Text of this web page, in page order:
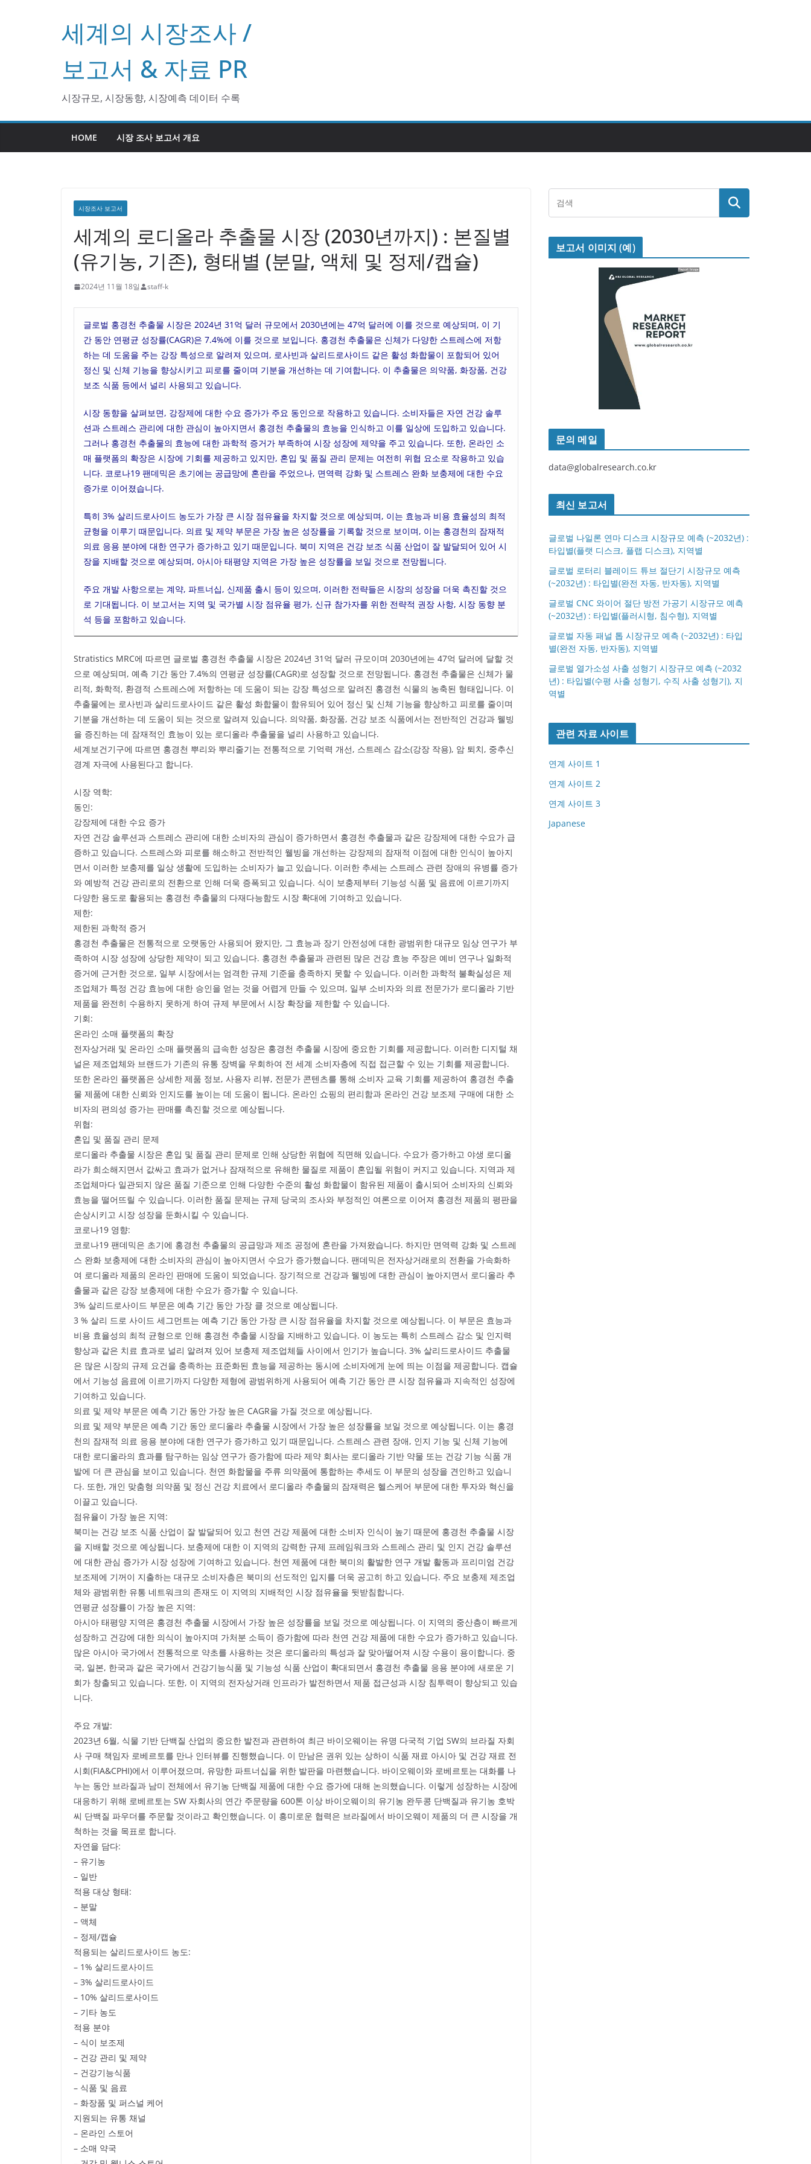
기
세계의 시장조사 /
보고서 & 자료 PR
시장규모, 시장동향, 시장예측 데이터 수록
HOME 시장 조사 보고서 개요
시장조사 보고서
세계의 로디올라 추출물 시장 (2030년까지) : 본질별
(유기농, 기존), 형태별 (분말, 액체 및 정제/캡슐)
2024년 11월 18일 staff-k
글로벌 홍경천 추출물 시장은 2024년 31억 달러 규모에서 2030년에는 47억 달러에 이를 것으로 예상되며, 이 기
간 동안 연평균 성장률(CAGR)은 7.4%에 이를 것으로 보입니다. 홍경천 추출물은 신체가 다양한 스트레스에 저항
하는 데 도움을 주는 강장 특성으로 알려져 있으며, 로사빈과 살리드로사이드 같은 활성 화합물이 포함되어 있어
정신 및 신체 기능을 향상시키고 피로를 줄이며 기분을 개선하는 데 기여합니다. 이 추출물은 의약품, 화장품, 건강
보조 식품 등에서 널리 사용되고 있습니다.
시장 동향을 살펴보면, 강장제에 대한 수요 증가가 주요 동인으로 작용하고 있습니다. 소비자들은 자연 건강 솔루
션과 스트레스 관리에 대한 관심이 높아지면서 홍경천 추출물의 효능을 인식하고 이를 일상에 도입하고 있습니다.
그러나 홍경천 추출물의 효능에 대한 과학적 증거가 부족하여 시장 성장에 제약을 주고 있습니다. 또한, 온라인 소
매 플랫폼의 확장은 시장에 기회를 제공하고 있지만, 혼입 및 품질 관리 문제는 여전히 위협 요소로 작용하고 있습
니다. 코로나19 팬데믹은 초기에는 공급망에 혼란을 주었으나, 면역력 강화 및 스트레스 완화 보충제에 대한 수요
증가로 이어졌습니다.
특히 3% 살리드로사이드 농도가 가장 큰 시장 점유율을 차지할 것으로 예상되며, 이는 효능과 비용 효율성의 최적
균형을 이루기 때문입니다. 의료 및 제약 부문은 가장 높은 성장률을 기록할 것으로 보이며, 이는 홍경천의 잠재적
의료 응용 분야에 대한 연구가 증가하고 있기 때문입니다. 북미 지역은 건강 보조 식품 산업이 잘 발달되어 있어 시
장을 지배할 것으로 예상되며, 아시아 태평양 지역은 가장 높은 성장률을 보일 것으로 전망됩니다.
주요 개발 사항으로는 계약, 파트너십, 신제품 출시 등이 있으며, 이러한 전략들은 시장의 성장을 더욱 촉진할 것으
로 기대됩니다. 이 보고서는 지역 및 국가별 시장 점유율 평가, 신규 참가자를 위한 전략적 권장 사항, 시장 동향 분
석 등을 포함하고 있습니다.
Stratistics MRC에 따르면 글로벌 홍경천 추출물 시장은 2024년 31억 달러 규모이며 2030년에는 47억 달러에 달할 것
으로 예상되며, 예측 기간 동안 7.4%의 연평균 성장률(CAGR)로 성장할 것으로 전망됩니다. 홍경천 추출물은 신체가 물
리적, 화학적, 환경적 스트레스에 저항하는 데 도움이 되는 강장 특성으로 알려진 홍경천 식물의 농축된 형태입니다. 이
추출물에는 로사빈과 살리드로사이드 같은 활성 화합물이 함유되어 있어 정신 및 신체 기능을 향상하고 피로를 줄이며
기분을 개선하는 데 도움이 되는 것으로 알려져 있습니다. 의약품, 화장품, 건강 보조 식품에서는 전반적인 건강과 웰빙
을 증진하는 데 잠재적인 효능이 있는 로디올라 추출물을 널리 사용하고 있습니다.
세계보건기구에 따르면 홍경천 뿌리와 뿌리줄기는 전통적으로 기억력 개선, 스트레스 감소(강장 작용), 암 퇴치, 중추신
경계 자극에 사용된다고 합니다.
시장 역학:
동인:
강장제에 대한 수요 증가
자연 건강 솔루션과 스트레스 관리에 대한 소비자의 관심이 증가하면서 홍경천 추출물과 같은 강장제에 대한 수요가 급
증하고 있습니다. 스트레스와 피로를 해소하고 전반적인 웰빙을 개선하는 강장제의 잠재적 이점에 대한 인식이 높아지
면서 이러한 보충제를 일상 생활에 도입하는 소비자가 늘고 있습니다. 이러한 추세는 스트레스 관련 장애의 유병률 증가
와 예방적 건강 관리로의 전환으로 인해 더욱 증폭되고 있습니다. 식이 보충제부터 기능성 식품 및 음료에 이르기까지
다양한 용도로 활용되는 홍경천 추출물의 다재다능함도 시장 확대에 기여하고 있습니다.
제한:
제한된 과학적 증거
홍경천 추출물은 전통적으로 오랫동안 사용되어 왔지만, 그 효능과 장기 안전성에 대한 광범위한 대규모 임상 연구가 부
족하여 시장 성장에 상당한 제약이 되고 있습니다. 홍경천 추출물과 관련된 많은 건강 효능 주장은 예비 연구나 일화적
증거에 근거한 것으로, 일부 시장에서는 엄격한 규제 기준을 충족하지 못할 수 있습니다. 이러한 과학적 불확실성은 제
조업체가 특정 건강 효능에 대한 승인을 얻는 것을 어렵게 만들 수 있으며, 일부 소비자와 의료 전문가가 로디올라 기반
제품을 완전히 수용하지 못하게 하여 규제 부문에서 시장 확장을 제한할 수 있습니다.
기회:
온라인 소매 플랫폼의 확장
전자상거래 및 온라인 소매 플랫폼의 급속한 성장은 홍경천 추출물 시장에 중요한 기회를 제공합니다. 이러한 디지털 채
널은 제조업체와 브랜드가 기존의 유통 장벽을 우회하여 전 세계 소비자층에 직접 접근할 수 있는 기회를 제공합니다.
또한 온라인 플랫폼은 상세한 제품 정보, 사용자 리뷰, 전문가 콘텐츠를 통해 소비자 교육 기회를 제공하여 홍경천 추출
물 제품에 대한 신뢰와 인지도를 높이는 데 도움이 됩니다. 온라인 쇼핑의 편리함과 온라인 건강 보조제 구매에 대한 소
비자의 편의성 증가는 판매를 촉진할 것으로 예상됩니다.
위협:
혼입 및 품질 관리 문제
로디올라 추출물 시장은 혼입 및 품질 관리 문제로 인해 상당한 위협에 직면해 있습니다. 수요가 증가하고 야생 로디올
라가 희소해지면서 값싸고 효과가 없거나 잠재적으로 유해한 물질로 제품이 혼입될 위험이 커지고 있습니다. 지역과 제
조업체마다 일관되지 않은 품질 기준으로 인해 다양한 수준의 활성 화합물이 함유된 제품이 출시되어 소비자의 신뢰와
효능을 떨어뜨릴 수 있습니다. 이러한 품질 문제는 규제 당국의 조사와 부정적인 여론으로 이어져 홍경천 제품의 평판을
손상시키고 시장 성장을 둔화시킬 수 있습니다.
코로나19 영향:
코로나19 팬데믹은 초기에 홍경천 추출물의 공급망과 제조 공정에 혼란을 가져왔습니다. 하지만 면역력 강화 및 스트레
스 완화 보충제에 대한 소비자의 관심이 높아지면서 수요가 증가했습니다. 팬데믹은 전자상거래로의 전환을 가속화하
여 로디올라 제품의 온라인 판매에 도움이 되었습니다. 장기적으로 건강과 웰빙에 대한 관심이 높아지면서 로디올라 추
출물과 같은 강장 보충제에 대한 수요가 증가할 수 있습니다.
3% 살리드로사이드 부문은 예측 기간 동안 가장 클 것으로 예상됩니다.
3 % 살리 드로 사이드 세그먼트는 예측 기간 동안 가장 큰 시장 점유율을 차지할 것으로 예상됩니다. 이 부문은 효능과
비용 효율성의 최적 균형으로 인해 홍경천 추출물 시장을 지배하고 있습니다. 이 농도는 특히 스트레스 감소 및 인지력
향상과 같은 치료 효과로 널리 알려져 있어 보충제 제조업체들 사이에서 인기가 높습니다. 3% 살리드로사이드 추출물
은 많은 시장의 규제 요건을 충족하는 표준화된 효능을 제공하는 동시에 소비자에게 눈에 띄는 이점을 제공합니다. 캡슐
에서 기능성 음료에 이르기까지 다양한 제형에 광범위하게 사용되어 예측 기간 동안 큰 시장 점유율과 지속적인 성장에
기여하고 있습니다.
의료 및 제약 부문은 예측 기간 동안 가장 높은 CAGR을 가질 것으로 예상됩니다.
의료 및 제약 부문은 예측 기간 동안 로디올라 추출물 시장에서 가장 높은 성장률을 보일 것으로 예상됩니다. 이는 홍경
천의 잠재적 의료 응용 분야에 대한 연구가 증가하고 있기 때문입니다. 스트레스 관련 장애, 인지 기능 및 신체 기능에
대한 로디올라의 효과를 탐구하는 임상 연구가 증가함에 따라 제약 회사는 로디올라 기반 약물 또는 건강 기능 식품 개
발에 더 큰 관심을 보이고 있습니다. 천연 화합물을 주류 의약품에 통합하는 추세도 이 부문의 성장을 견인하고 있습니
다. 또한, 개인 맞춤형 의약품 및 정신 건강 치료에서 로디올라 추출물의 잠재력은 헬스케어 부문에 대한 투자와 혁신을
이끌고 있습니다.
점유율이 가장 높은 지역:
북미는 건강 보조 식품 산업이 잘 발달되어 있고 천연 건강 제품에 대한 소비자 인식이 높기 때문에 홍경천 추출물 시장
을 지배할 것으로 예상됩니다. 보충제에 대한 이 지역의 강력한 규제 프레임워크와 스트레스 관리 및 인지 건강 솔루션
에 대한 관심 증가가 시장 성장에 기여하고 있습니다. 천연 제품에 대한 북미의 활발한 연구 개발 활동과 프리미엄 건강
보조제에 기꺼이 지출하는 대규모 소비자층은 북미의 선도적인 입지를 더욱 공고히 하고 있습니다. 주요 보충제 제조업
체와 광범위한 유통 네트워크의 존재도 이 지역의 지배적인 시장 점유율을 뒷받침합니다.
연평균 성장률이 가장 높은 지역:
아시아 태평양 지역은 홍경천 추출물 시장에서 가장 높은 성장률을 보일 것으로 예상됩니다. 이 지역의 중산층이 빠르게
성장하고 건강에 대한 의식이 높아지며 가처분 소득이 증가함에 따라 천연 건강 제품에 대한 수요가 증가하고 있습니다.
많은 아시아 국가에서 전통적으로 약초를 사용하는 것은 로디올라의 특성과 잘 맞아떨어져 시장 수용이 용이합니다. 중
국, 일본, 한국과 같은 국가에서 건강기능식품 및 기능성 식품 산업이 확대되면서 홍경천 추출물 응용 분야에 새로운 기
회가 창출되고 있습니다. 또한, 이 지역의 전자상거래 인프라가 발전하면서 제품 접근성과 시장 침투력이 향상되고 있습
니다.
주요 개발:
2023년 6월, 식물 기반 단백질 산업의 중요한 발전과 관련하여 최근 바이오웨이는 유명 다국적 기업 SW의 브라질 자회
사 구매 책임자 로베르토를 만나 인터뷰를 진행했습니다. 이 만남은 권위 있는 상하이 식품 재료 아시아 및 건강 재료 전
시회(FIA&CPHI)에서 이루어졌으며, 유망한 파트너십을 위한 발판을 마련했습니다. 바이오웨이와 로베르토는 대화를 나
누는 동안 브라질과 남미 전체에서 유기농 단백질 제품에 대한 수요 증가에 대해 논의했습니다. 이렇게 성장하는 시장에
대응하기 위해 로베르토는 SW 자회사의 연간 주문량을 600톤 이상 바이오웨이의 유기농 완두콩 단백질과 유기농 호박
씨 단백질 파우더를 주문할 것이라고 확인했습니다. 이 흥미로운 협력은 브라질에서 바이오웨이 제품의 더 큰 시장을 개
척하는 것을 목표로 합니다.
자연을 담다:
– 유기농
– 일반
적용 대상 형태:
– 분말
– 액체
– 정제/캡슐
적용되는 살리드로사이드 농도:
– 1% 살리드로사이드
– 3% 살리드로사이드
– 10% 살리드로사이드
– 기타 농도
적용 분야
– 식이 보조제
– 건강 관리 및 제약
– 건강기능식품
– 식품 및 음료
– 화장품 및 퍼스널 케어
지원되는 유통 채널
– 온라인 스토어
– 소매 약국
보고서 이미지 (예)
문의 메일
data@globalresearch.co.kr
최신 보고서
글로벌 나일론 연마 디스크 시장규모 예측 (~2032년) :
타입별(플랫 디스크, 플랩 디스크), 지역별
글로벌 로터리 블레이드 튜브 절단기 시장규모 예측
(~2032년) : 타입별(완전 자동, 반자동), 지역별
글로벌 CNC 와이어 절단 방전 가공기 시장규모 예측
(~2032년) : 타입별(플러시형, 침수형), 지역별
글로벌 자동 패널 톱 시장규모 예측 (~2032년) : 타입
별(완전 자동, 반자동), 지역별
글로벌 열가소성 사출 성형기 시장규모 예측 (~2032
년) : 타입별(수평 사출 성형기, 수직 사출 성형기), 지
역별
관련 자료 사이트
연계 사이트 1
연계 사이트 2
연계 사이트 3
Japanese